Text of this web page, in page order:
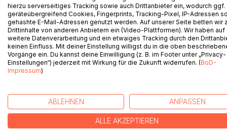
Denn dieses Buch will Ihnen helfen, Sich so zu
Wenn Sie die Ratschläge in diesem Buch
leistungsfähiger fühlen, als je zuvor.
Wagen Sie dieses Experiment, und werden Sie
hierzu serverseitiges Tracking sowie auch Drittanbieter ein, wodurch ggf.
geräteübergreifend Cookies, Fingerprints, Tracking-Pixel, IP-Adressen
gehashte E-Mail-Adressen genutzt werden. Auf unserer Seite betten wir
Drittinhalte von anderen Anbietern ein (Video-Plattformen). Wir haben auf
weitere Datenverarbeitung und ein etwaiges Tracking durch den
keinen Einfluss. Mit deiner Einstellung willigst du in die oben
Vorgänge ein. Du kannst deine Einwilligung (z. B. im Footer unter „Privacy-
Einstellungen“) jederzeit mit Wirkung für die Zukunft widerrufen. (BoD-
Impressum)
ABLEHNEN ANPASSEN
ALLE AKZEPTIEREN